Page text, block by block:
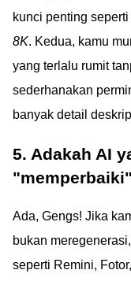
kunci penting seperti
8K. Kedua, kamu
yang terlalu rumit
sederhanakan
banyak detail
5. Adakah AI
Ada, Gengs! Jika
bukan
seperti Remini,